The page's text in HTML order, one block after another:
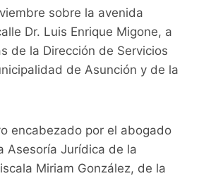
Li
n
k
a
m
sobre la avenida
Dr. Luis Enrique Migone, a
de la Dirección de Servicios
de Asunción y de la
encabezado por el abogado
Asesoría Jurídica de la
Miriam González, de la